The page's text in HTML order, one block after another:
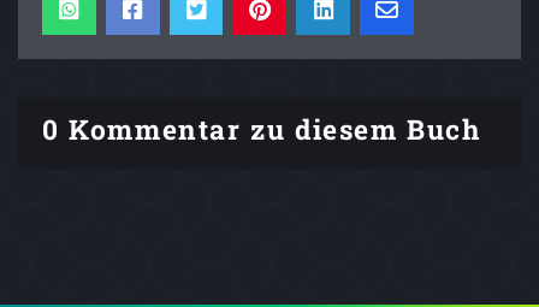
0 Kommentar zu diesem Buch